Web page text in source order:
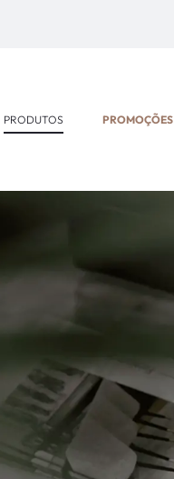
PRODUTOS PROMOÇÕES